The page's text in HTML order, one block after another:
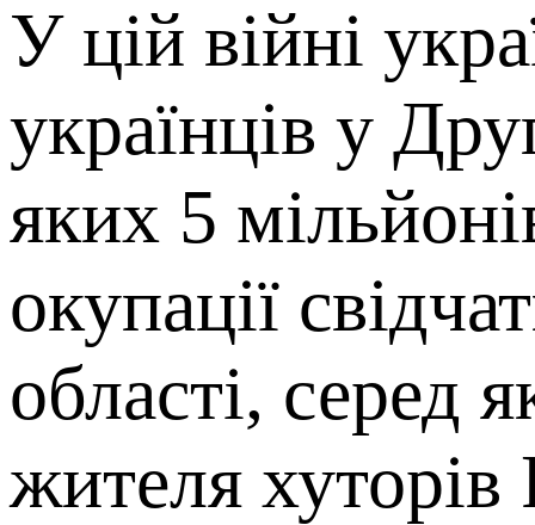
У цій війні
українців у
яких 5
окупації
області, серед
жителя хуторів